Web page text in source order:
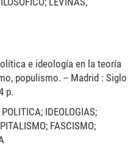
e ideología en la teoría
populismo. -- Madrid : Siglo
p.
IDEOLOGIAS;
FASCISMO;